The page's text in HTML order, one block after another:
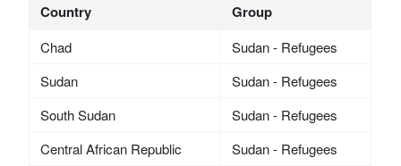
Country Group
Chad
Sudan - Refugees
Sudan
Sudan - Refugees
South Sudan
Sudan - Refugees
Central African Republic
Sudan - Refugees